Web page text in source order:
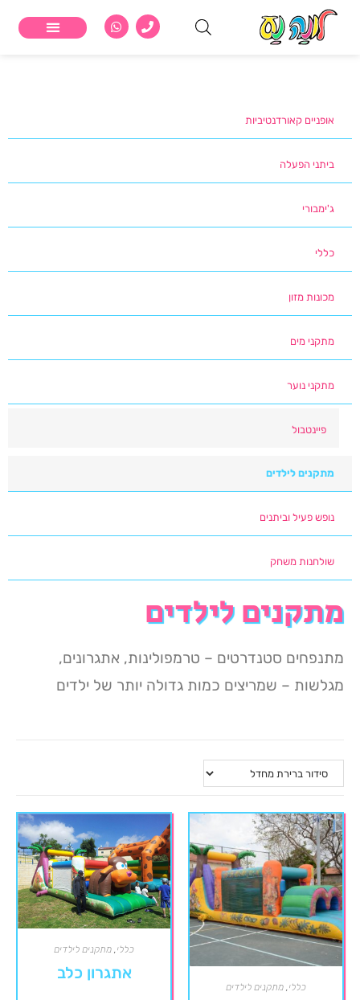
אופניים קאורדנטיביות
ביתני הפעלה
ג'ימבורי
כללי
מכונות מזון
מתקני מים
מתקני נוער
פיינטבול
מתקנים לילדים
נופש פעיל וביתנים
שולחנות משחק
מתקנים לילדים
מתנפחים סטנדרטים – טרמפולינות, אתגרונים,
מגלשות – שמריצים כמות גדולה יותר של ילדים
כללי, מתקנים לילדים
כללי מתקנים לילדים
אתגרון כלב